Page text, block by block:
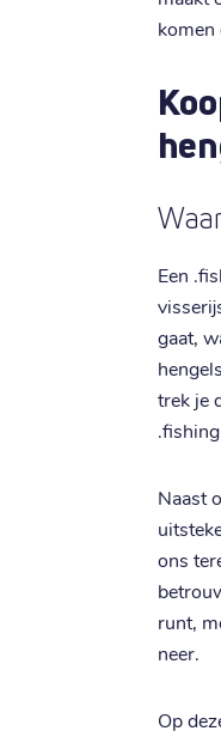
komen
Een
gaat,
trek je
Naast
ons
runt,
neer.
Op